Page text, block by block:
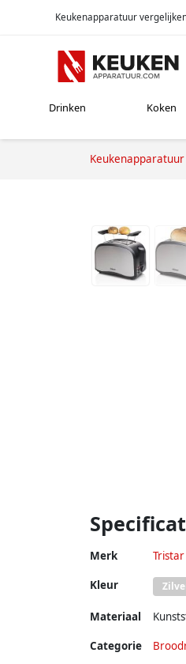
Keukenapparatuur
Drinken Koken
Keukenapparatuur
Merk Tristar
Kleur
Materiaal
Categorie